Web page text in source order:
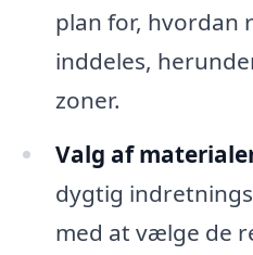
plan for, hvordan
inddeles,
zoner.
Valg af
dygtig
med at vælge de